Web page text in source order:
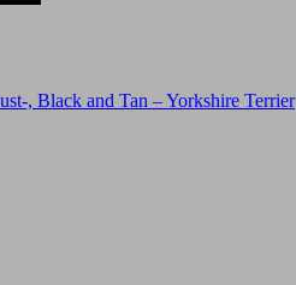
, Black and Tan – Yorkshire Terrier